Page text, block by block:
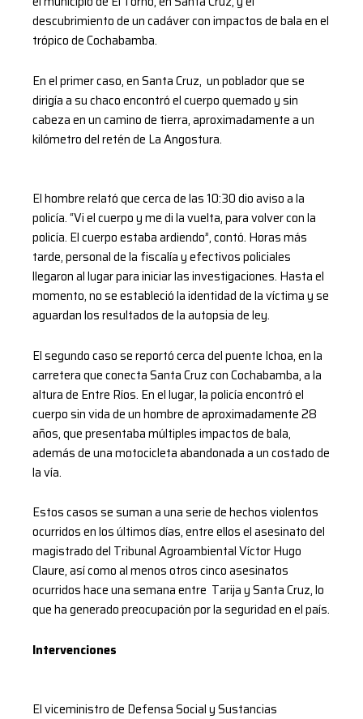
descubrimiento de un cadáver con impactos de bala en el
trópico de Cochabamba.
En el primer caso, en Santa Cruz, un poblador que se
dirigía a su chaco encontró el cuerpo quemado y sin
cabeza en un camino de tierra, aproximadamente a un
kilómetro del retén de La Angostura.
El hombre relató que cerca de las 10:30 dio aviso a la
policía. “Vi el cuerpo y me di la vuelta, para volver con la
policía. El cuerpo estaba ardiendo”, contó. Horas más
tarde, personal de la fiscalía y efectivos policiales
llegaron al lugar para iniciar las investigaciones. Hasta el
momento, no se estableció la identidad de la víctima y se
aguardan los resultados de la autopsia de ley.
El segundo caso se reportó cerca del puente Ichoa, en la
carretera que conecta Santa Cruz con Cochabamba, a la
altura de Entre Ríos. En el lugar, la policía encontró el
cuerpo sin vida de un hombre de aproximadamente 28
años, que presentaba múltiples impactos de bala,
además de una motocicleta abandonada a un costado de
la vía.
Estos casos se suman a una serie de hechos violentos
ocurridos en los últimos días, entre ellos el asesinato del
magistrado del Tribunal Agroambiental Víctor Hugo
Claure, así como al menos otros cinco asesinatos
ocurridos hace una semana entre Tarija y Santa Cruz, lo
que ha generado preocupación por la seguridad en el país.
Intervenciones
El viceministro de Defensa Social y Sustancias